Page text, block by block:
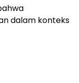
dalam konteks